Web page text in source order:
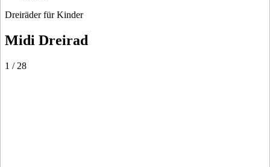
Dreiräder für Kinder
Midi Dreirad
1 / 28